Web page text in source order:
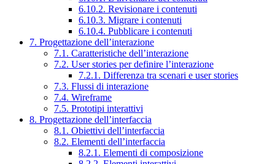
6.10.2. Revisionare i contenuti
6.10.3. Migrare i contenuti
6.10.4. Pubblicare i contenuti
7. Progettazione dell’interazione
7.1. Caratteristiche dell’interazione
7.2. User stories per definire l’interazione
7.2.1. Differenza tra scenari e user stories
7.3. Flussi di interazione
7.4. Wireframe
7.5. Prototipi interattivi
8. Progettazione dell’interfaccia
8.1. Obiettivi dell’interfaccia
8.2. Elementi dell’interfaccia
8.2.1. Elementi di composizione